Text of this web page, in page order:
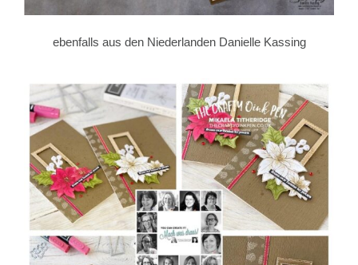
ebenfalls aus den Niederlanden Danielle Kassing